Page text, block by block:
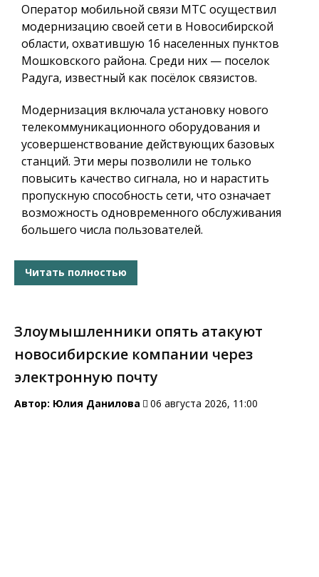
Оператор мобильной связи МТС осуществил
модернизацию своей сети в Новосибирской
области, охватившую 16 населенных пунктов
Мошковского района. Среди них — поселок
Радуга, известный как посёлок связистов.
Модернизация включала установку нового
телекоммуникационного оборудования и
усовершенствование действующих базовых
станций. Эти меры позволили не только
повысить качество сигнала, но и нарастить
пропускную способность сети, что означает
возможность одновременного обслуживания
большего числа пользователей.
Читать полностью
Злоумышленники опять атакуют
новосибирские компании через
электронную почту
Автор: Юлия Данилова 06 августа 2026, 11:00